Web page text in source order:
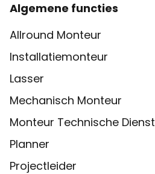
Algemene functies
Allround Monteur
Installatiemonteur
Lasser
Mechanisch Monteur
Monteur Technische Dienst
Planner
Projectleider